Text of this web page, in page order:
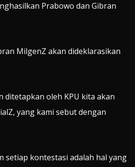
Prabowo dan Gibran
MilgenZ akan dideklarasikan
ditetapkan oleh KPU kita akan
yang kami sebut dengan
setiap kontestasi adalah hal yang